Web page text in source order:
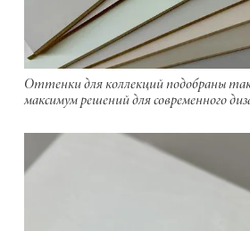
Оттенки для коллекций подобраны
максимум решений для современного